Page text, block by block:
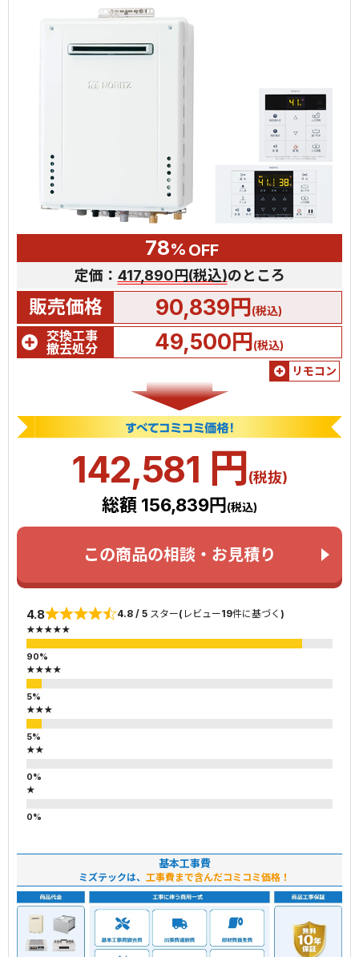
78% OFF
定価： 417,890円(税込)のところ
販売価格 90,839円(税込)
交換工事
撤去処分
49,500円(税込)
リモコン
142,581 円(税抜)
総額 156,839円 (税込)
この商品の相談・お見積り
4.8 4.8 / 5 スター(レビュー19件に基づく)
★★★★★
★★★★
★★★
★★
★
基本工事費
ミズテックは、 工事費まで含んだコミコミ価格！